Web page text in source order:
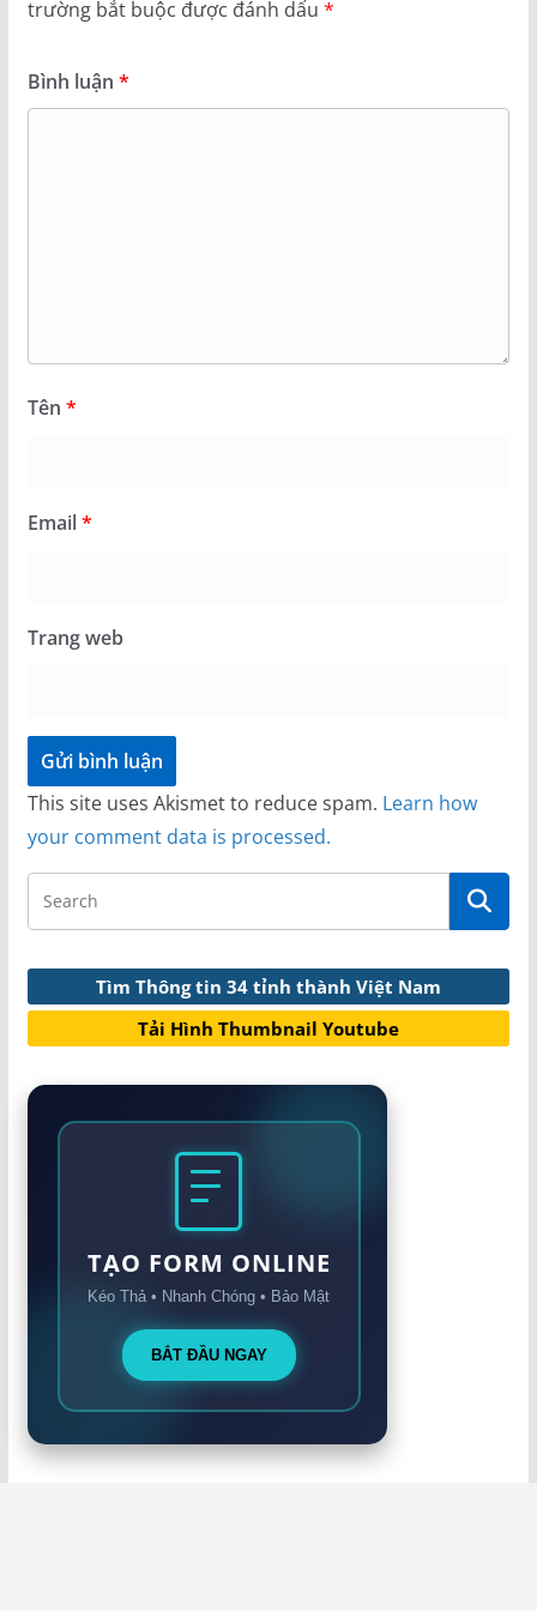
trường bắt buộc được đánh dấu *
Bình luận *
Tên *
Email*
Trang web
This site uses Akismet to reduce spam. Learn how
your comment data is processed.
Tìm Thông tin 34 tỉnh thành Việt Nam
Tải Hình Thumbnail Youtube
TẠO FORM ONLINE
Kéo Thả • Nhanh Chóng • Bảo Mật
BẮT ĐẦU NGAY